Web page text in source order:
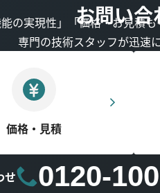
お問い合
の実現性」「価格・お見積
専門の技術スタッフが迅速
価格・見積
せ 0120-